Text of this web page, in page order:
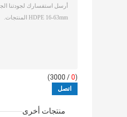
(
0
/ 3000)
منتجات أخرى